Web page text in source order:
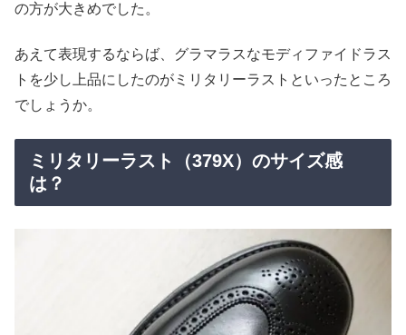
の方が大きめでした。
あえて表現するならば、グラマラスなモディファイドラス
トを少し上品にしたのがミリタリーラストといったところ
でしょうか。
ミリタリーラスト（379X）のサイズ感
は？